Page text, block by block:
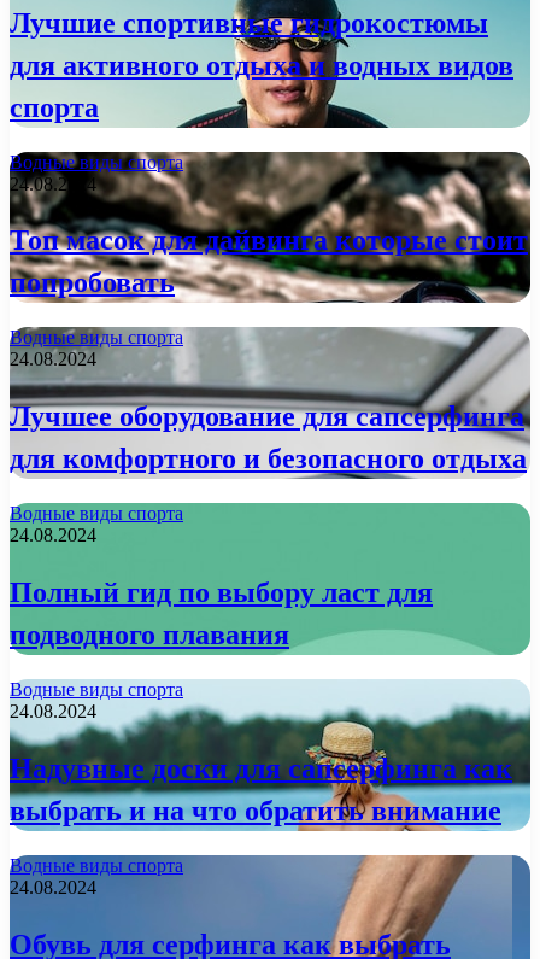
Лучшие спортивные гидрокостюмы
для активного отдыха и водных видов
спорта
Водные виды спорта
24.08.2024
Топ масок для дайвинга которые стоит
попробовать
Водные виды спорта
24.08.2024
Лучшее оборудование для сапсерфинга
для комфортного и безопасного отдыха
Водные виды спорта
24.08.2024
Полный гид по выбору ласт для
подводного плавания
Водные виды спорта
24.08.2024
Надувные доски для сапсерфинга как
выбрать и на что обратить внимание
Водные виды спорта
24.08.2024
Обувь для серфинга как выбрать